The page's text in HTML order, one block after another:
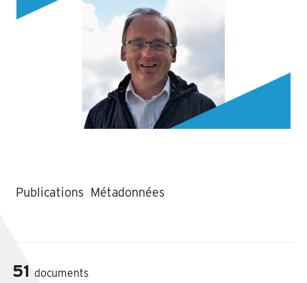
Publications Métadonnées
51 documents